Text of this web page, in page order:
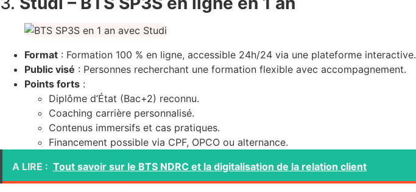
Format : Formation 100 % en ligne, accessible 24h/24 via une plateforme interactive.
Public visé : Personnes recherchant une formation flexible avec accompagnement.
Points forts :
Diplôme d’État (Bac+2) reconnu.
Coaching carrière personnalisé.
Contenus immersifs et cas pratiques.
Financement possible via CPF, OPCO ou alternance.
A LIRE : Tout savoir sur le BTS NDRC et la digitalisation de la relation client